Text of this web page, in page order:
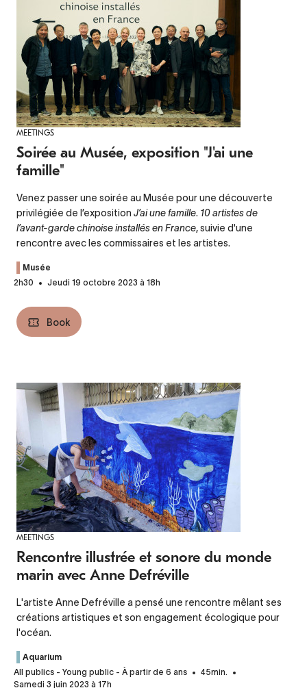
MEETINGS
Soirée au Musée, exposition "J'ai une
famille"
Venez passer une soirée au Musée pour une découverte
privilégiée de l’exposition J’ai une famille. 10 artistes de
l’avant-garde chinoise installés en France, suivie d'une
rencontre avec les commissaires et les artistes.
Musée
2h30
Jeudi 19 octobre 2023 à 18h
Book
MEETINGS
Rencontre illustrée et sonore du monde
marin avec Anne Defréville
L'artiste Anne Defréville a pensé une rencontre mêlant ses
créations artistiques et son engagement écologique pour
l'océan.
Aquarium
All publics - Young public - À partir de 6 ans
45min.
Samedi 3 juin 2023 à 17h